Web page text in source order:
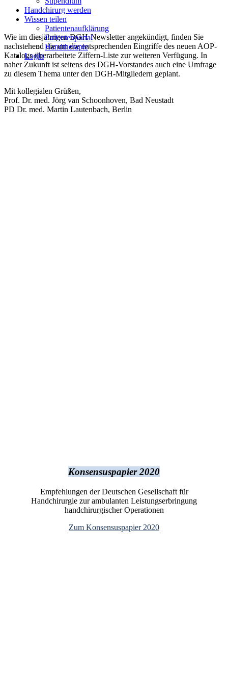
Handchirurg werden
Wissen teilen
Patientenaufklärung
Patientenportal
Handtherapie
Login
Wie im diesjährigen DGH-Newsletter angekündigt, finden Sie
nachstehend die um die entsprechenden Eingriffe des neuen AOP-
Katalogs überarbeitete Ziffern-Liste zur weiteren Verfügung. In
naher Zukunft ist seitens des DGH-Vorstandes auch eine Umfrage
zu diesem Thema unter den DGH-Mitgliedern geplant.
Mit kollegialen Grüßen,
Prof. Dr. med. Jörg van Schoonhoven, Bad Neustadt
PD Dr. med. Martin Lautenbach, Berlin
Konsensuspapier 2020
Empfehlungen der Deutschen Gesellschaft für
Handchirurgie zur ambulanten Leistungserbringung
handchirurgischer Operationen
Zum Konsensuspapier 2020